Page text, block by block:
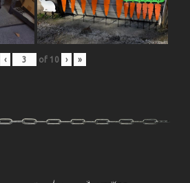
‹ of 10 › »